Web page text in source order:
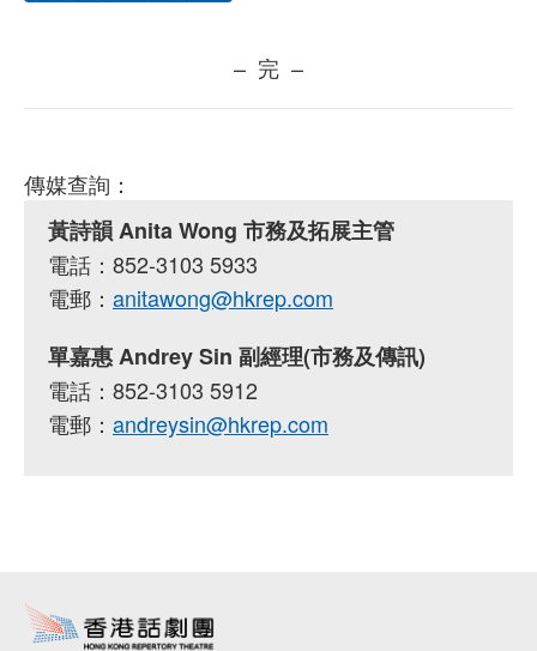
– 完 –
傳媒查詢：
黃詩韻 Anita Wong 市務及拓展主管
電話：852-3103 5933
電郵： anitawong@hkrep.com
單嘉惠 Andrey Sin 副經理(市務及傳訊)
電話：852-3103 5912
電郵： andreysin@hkrep.com